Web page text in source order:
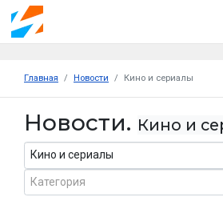
Главная Новости Кино и сериалы
Новости. Кино и
Кино и сериалы
Категория